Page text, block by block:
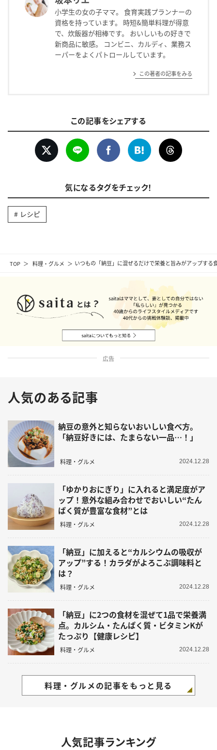
TOP 料理・グルメ いつもの「納豆」に混ぜるだけで栄養と旨みがアップす
小学生の女の子ママ。 食育実践プランナーの
資格を持っています。 時短&簡単料理が得意
で、炊飯器が相棒です。 おいしいもの好きで
新商品に敏感。 コンビニ、カルディ、業務ス
ーパーをよくパトロールしています。
この著者の記事をみる
この記事をシェアする
気になるタグをチェック！
レシピ
広告
人気のある記事
納豆の意外と知らないおいしい食べ方。
「納豆好きには、たまらない一品…！」
料理・グルメ 2024.12.28
「ゆかりおにぎり」に入れると満足度がア
ップ！意外な組み合わせでおいしい“たん
ぱく質が豊富な食材”とは
料理・グルメ 2024.12.28
「納豆」に加えると“カルシウムの吸収が
アップ”する！カラダがよろこぶ調味料と
は？
料理・グルメ 2024.12.28
「納豆」に2つの食材を混ぜて1品で栄養満
点。カルシム・たんぱく質・ビタミンKが
たっぷり【健康レシピ】
料理・グルメ 2024.12.28
料理・グルメの記事をもっと見る
人気記事ランキング